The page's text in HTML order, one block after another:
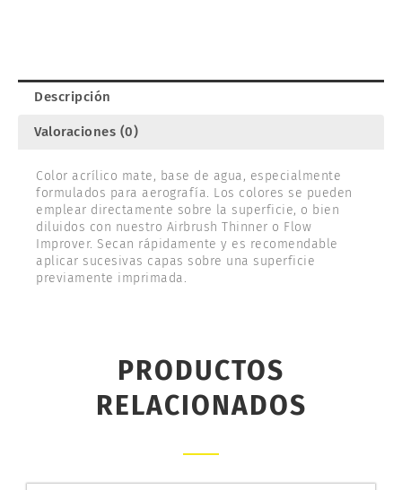
Descripción
Valoraciones (0)
Color acrílico mate, base de agua, especialmente
formulados para aerografía. Los colores se pueden
emplear directamente sobre la superficie, o bien
diluidos con nuestro Airbrush Thinner o Flow
Improver. Secan rápidamente y es recomendable
aplicar sucesivas capas sobre una superficie
previamente imprimada.
PRODUCTOS
RELACIONADOS